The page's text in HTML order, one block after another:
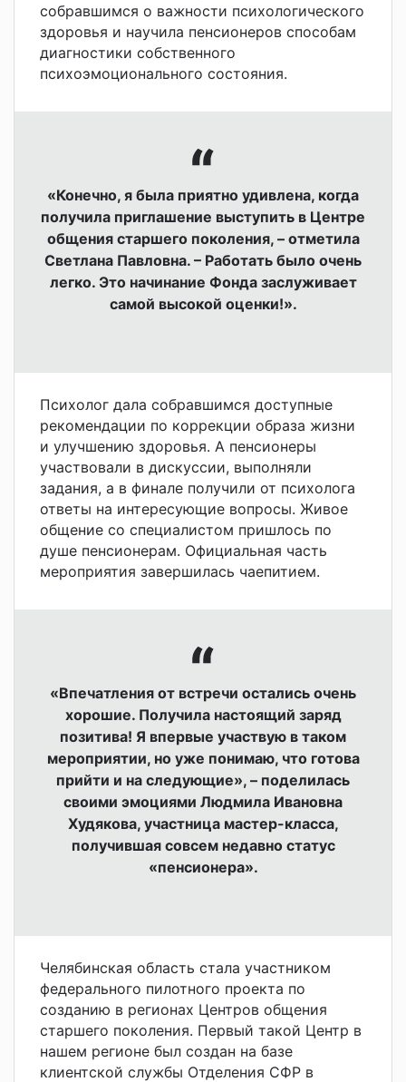
собравшимся о важности психологического
здоровья и научила пенсионеров способам
диагностики собственного
психоэмоционального состояния.
«Конечно, я была приятно удивлена, когда
получила приглашение выступить в Центре
общения старшего поколения, – отметила
Светлана Павловна. – Работать было очень
легко. Это начинание Фонда заслуживает
самой высокой оценки!».
Психолог дала собравшимся доступные
рекомендации по коррекции образа жизни
и улучшению здоровья. А пенсионеры
участвовали в дискуссии, выполняли
задания, а в финале получили от психолога
ответы на интересующие вопросы. Живое
общение со специалистом пришлось по
душе пенсионерам. Официальная часть
мероприятия завершилась чаепитием.
«Впечатления от встречи остались очень
хорошие. Получила настоящий заряд
позитива! Я впервые участвую в таком
мероприятии, но уже понимаю, что готова
прийти и на следующие», – поделилась
своими эмоциями Людмила Ивановна
Худякова, участница мастер-класса,
получившая совсем недавно статус
«пенсионера».
Челябинская область стала участником
федерального пилотного проекта по
созданию в регионах Центров общения
старшего поколения. Первый такой Центр в
нашем регионе был создан на базе
клиентской службы Отделения СФР в